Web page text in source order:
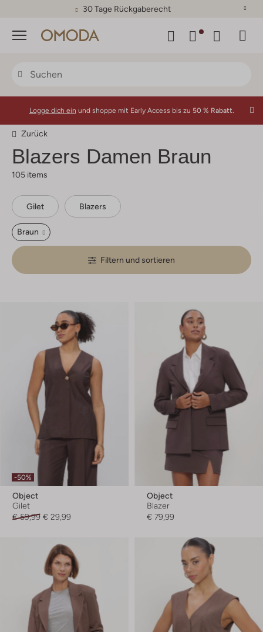
30 Tage Rückgaberecht
Menü
Logge dich ein und shoppe mit Early Access bis zu 50 % Rabatt.
Zurück
Blazers Damen Braun
105 items
Gilet Blazers
Braun
Filtern und sortieren
-50%
Object
Gilet
€ 59,99 € 29,99
Object
Blazer
€ 79,99